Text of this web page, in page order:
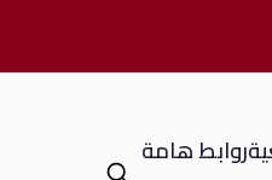
روابط هامة